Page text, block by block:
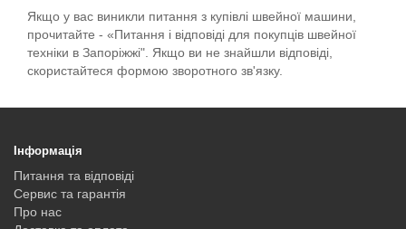
Якщо у вас виникли питання з купівлі швейної машини,
прочитайте - «Питання і відповіді для покупців швейної
техніки в Запоріжжі". Якщо ви не знайшли відповіді,
скористайтеся формою зворотного зв'язку.
Інформація
Питання та відповіді
Сервис та гарантія
Про нас